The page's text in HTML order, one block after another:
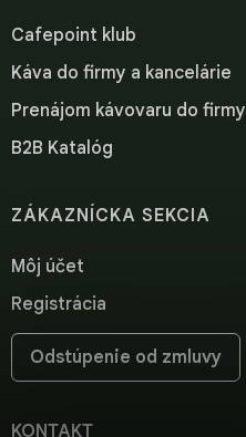
Cafepoint klub
Káva do firmy a kancelárie
Prenájom kávovaru do firmy
B2B Katalóg
ZÁKAZNÍCKA SEKCIA
Môj účet
Registrácia
Odstúpenie od zmluvy
KONTAKT